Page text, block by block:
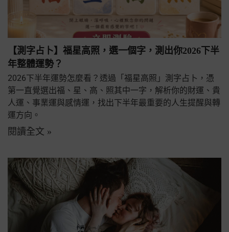
【測字占卜】福星高照，選一個字，測出你2026下半
年整體運勢？
2026下半年運勢怎麼看？透過「福星高照」測字占卜，憑
第一直覺選出福、星、高、照其中一字，解析你的財運、貴
人運、事業運與感情運，找出下半年最重要的人生提醒與轉
運方向。
閱讀全文 »